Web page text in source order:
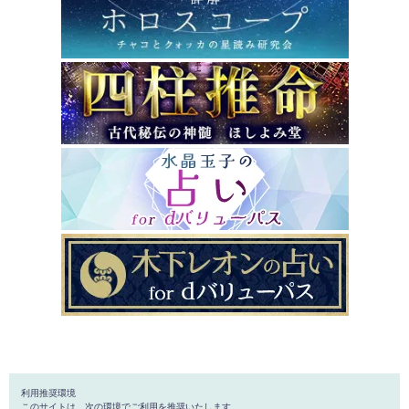
利用推奨環境
このサイトは、次の環境でご利用を推奨いたします。